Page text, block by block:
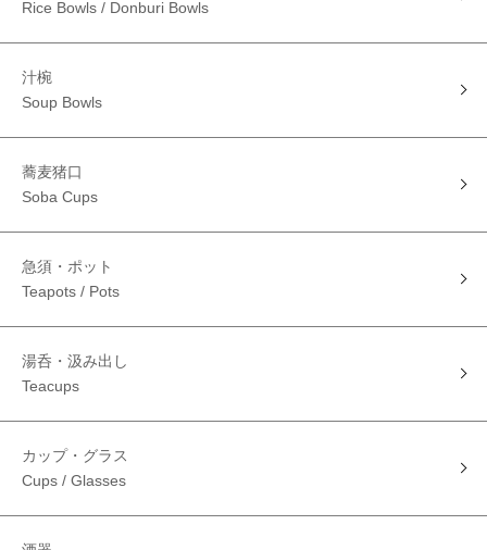
Rice Bowls / Donburi Bowls
汁椀
Soup Bowls
蕎麦猪口
Soba Cups
急須・ポット
Teapots / Pots
湯呑・汲み出し
Teacups
カップ・グラス
Cups / Glasses